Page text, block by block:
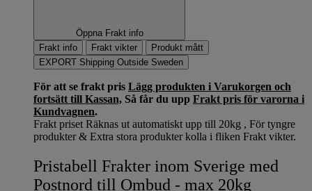
Öppna Frakt info
Frakt info
Frakt vikter
Produkt mått
EXPORT Shipping Outside Sweden
För att se frakt pris Lägg produkten i Varukorgen och
fortsätt till Kassan, Så får du upp Frakt pris för varorna i
Kundvagnen.
Frakt priset Räknas ut automatiskt upp till 20kg , För tyngre
produkter & Extra stora produkter kolla i fliken Frakt vikter.
Pristabell Frakter inom Sverige med
Postnord till Ombud - max 20kg